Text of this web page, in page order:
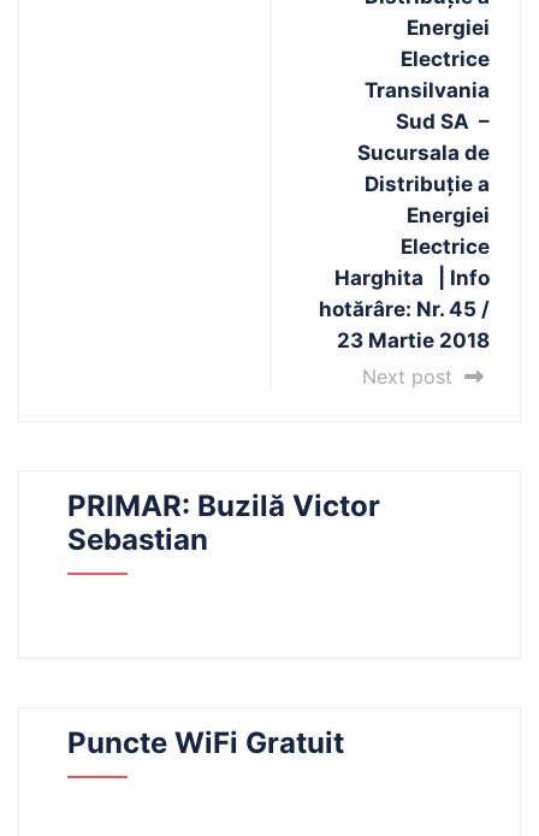
Energiei
Electrice
Transilvania
Sud SA –
Sucursala de
Distribuţie a
Energiei
Electrice
Harghita | Info
hotărâre: Nr. 45 /
23 Martie 2018
Next post
PRIMAR: Buzilă Victor
Sebastian
Puncte WiFi Gratuit